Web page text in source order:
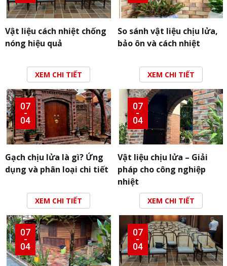
Vật liệu cách nhiệt chống
nóng hiệu quả
XEM CHI TIẾT
So sánh vật liệu chịu lửa,
bảo ôn và cách nhiệt
XEM CHI TIẾT
07
-
04
Gạch chịu lửa là gì? Ứng
dụng và phân loại chi tiết
XEM CHI TIẾT
07
-
04
Vật liệu chịu lửa – Giải
pháp cho công nghiệp
nhiệt
XEM CHI TIẾT
07
-
04
07
-
04